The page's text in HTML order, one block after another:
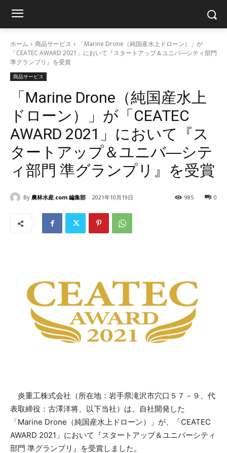
ホーム 商品サービス
「Marine Drone（純国産水上ドローン）」が
「CEATEC AWARD 2021」において『スタートアップ＆ユニバ―シティ部門
準グランプリ』を受賞
商品サービス
「Marine Drone（純国産水上
ドローン）」が「CEATEC
AWARD 2021」において『ス
タートアップ＆ユニバ―シテ
ィ部門 準グランプリ』を受賞
By 農林水産.com 編集部 2021年10月19日 0
985
炎重工株式会社（所在地：岩手県滝沢市穴口５７－９、代
表取締役：古澤洋将、以下当社）は、自社開発した
「Marine Drone（純国産水上ドローン）」が、「CEATEC
AWARD 2021」において『スタートアップ＆ユニバーシティ
部門 準グランプリ』を受賞しました。